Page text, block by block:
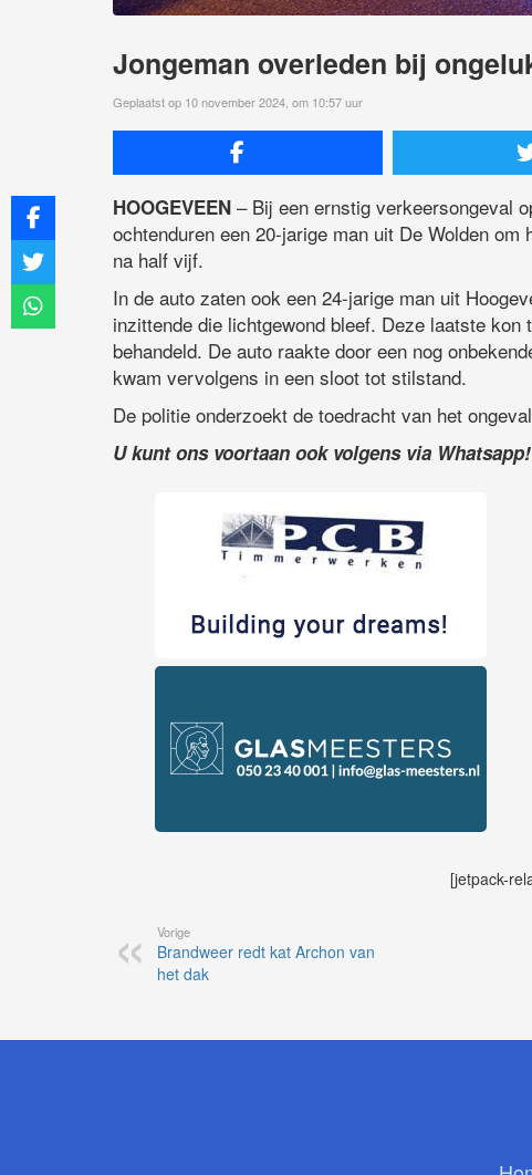
Jongeman overleden bij
Geplaatst op 10 november 2024, om 10:57 uur
HOOGEVEEN – Bij een ernstig verkeersongeval
ochtenduren een 20-jarige man uit De Wolden
na half vijf.
In de auto zaten ook een 24-jarige man uit
inzittende die lichtgewond bleef. Deze laatste
behandeld. De auto raakte door een nog
kwam vervolgens in een sloot tot stilstand.
De politie onderzoekt de toedracht van het
U kunt ons voortaan ook volgens via Whatsapp!
[jetpack-
Vorige
Brandweer redt kat Archon van
het dak